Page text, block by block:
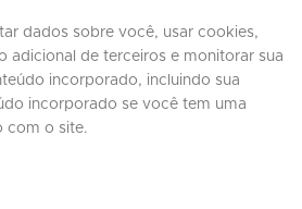
dados sobre você, usar cookies,
adicional de terceiros e monitorar sua
incorporado, incluindo sua
incorporado se você tem uma
com o site.